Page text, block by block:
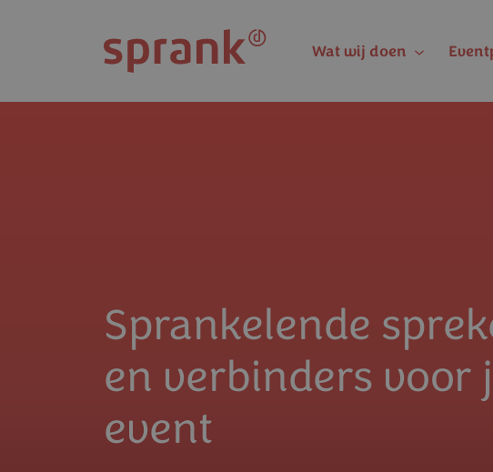
Wat wij doen
Sprankelende
en verbinders voor
event